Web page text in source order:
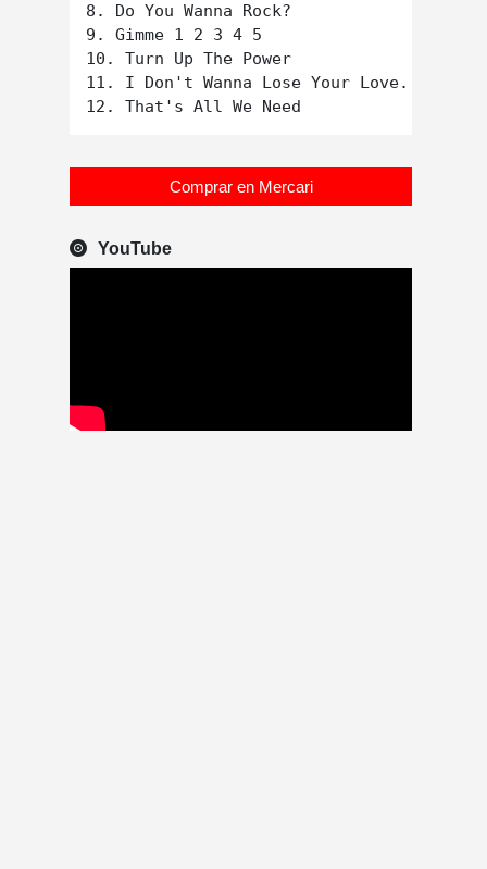
8. Do You Wanna Rock?
9. Gimme 1 2 3 4 5
10. Turn Up The Power
11. I Don't Wanna Lose Your Love...Again
Comprar en Mercari
YouTube